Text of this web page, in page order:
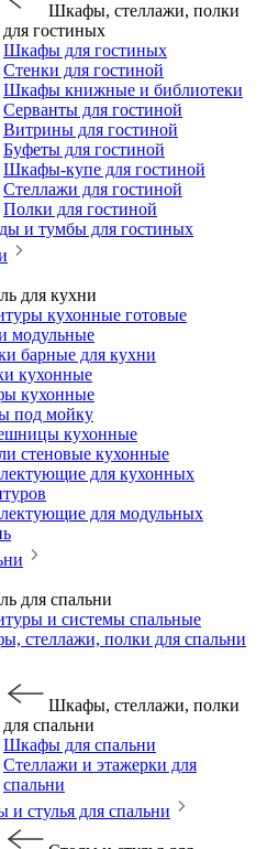
Шкафы, стеллажи, полки
для гостиных
Шкафы для гостиных
Стенки для гостиной
Шкафы книжные и библиотеки
Серванты для гостиной
Витрины для гостиной
Буфеты для гостиной
Шкафы-купе для гостиной
Стеллажи для гостиной
Полки для гостиной
и тумбы для гостиных
для кухни
кухонные готовые
модульные
барные для кухни
кухонные
кухонные
под мойку
кухонные
стеновые кухонные
для кухонных
для модульных
для спальни
и системы спальные
стеллажи, полки для спальни
Шкафы, стеллажи, полки
для спальни
Шкафы для спальни
Стеллажи и этажерки для
спальни
и стулья для спальни